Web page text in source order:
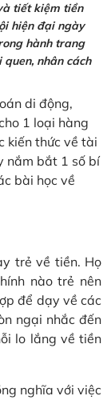
tiết kiệm tiền
hiện đại ngày
hành trang
nhân cách
di động,
1 loại hàng
kiến thức về tài
nắm bắt 1 số bí
bài học về
trẻ về tiền. Họ
nào trẻ nên
để dạy về các
ngại nhắc đến
lo lắng về tiền
nghĩa với việc